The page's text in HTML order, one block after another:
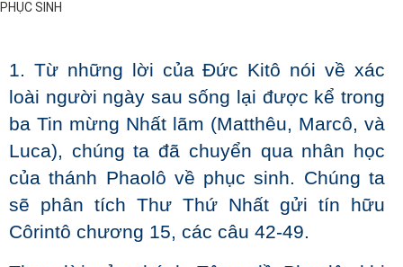
1. Từ những lời của Đức Kitô nói về xác
loài người ngày sau sống lại được kể trong
ba Tin mừng Nhất lãm (Matthêu, Marcô, và
Luca), chúng ta đã chuyển qua nhân học
của thánh Phaolô về phục sinh. Chúng ta
sẽ phân tích Thư Thứ Nhất gửi tín hữu
Côrintô chương 15, các câu 42-49.